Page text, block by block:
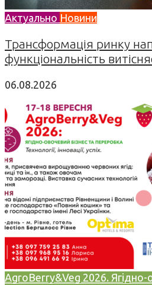
Актуально Новини
Трансформація ринку
функціональність
06.08.2026
AgroBerry&Veg 2026. Ягідно-